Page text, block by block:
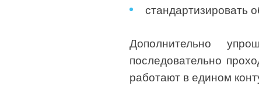
стандартизировать
Дополнительно
последовательно
работают в едином